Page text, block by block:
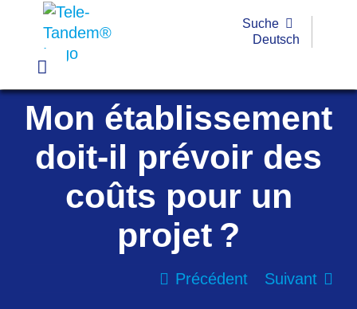
Passer
contenu
Toggle
Navigation
Pratique
Exemples
Outils
Formations
Subvention
Suche
Deutsch
Mon établissement
doit-il prévoir des
coûts pour un
projet ?
Précédent Suivant